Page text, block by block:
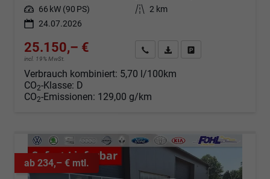
Leistung 66 kW (90 PS) Kilometerstand 2 km
24.07.2026
25.150,– €
incl. 19% MwSt.
Angebot anfordern
Fahrzeugexpose (PDF)
Verbrauch kombiniert: 5,70 l/100km
CO2-Klasse: D
CO2-Emissionen: 129,00 g/km
ab 234,– € mtl.